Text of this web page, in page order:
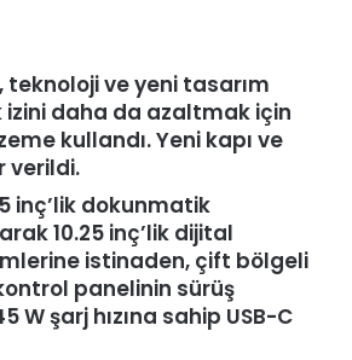
ve yeni tasarım
izini daha da azaltmak için
kullandı. Yeni kapı ve
verildi.
inç’lik dokunmatik
10.25 inç’lik dijital
istinaden, çift bölgeli
panelinin sürüş
W şarj hızına sahip USB-C